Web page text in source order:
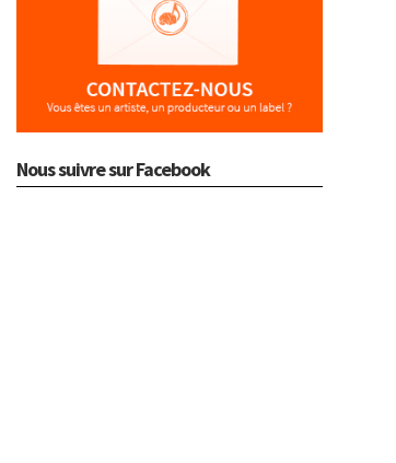
Nous suivre sur Facebook